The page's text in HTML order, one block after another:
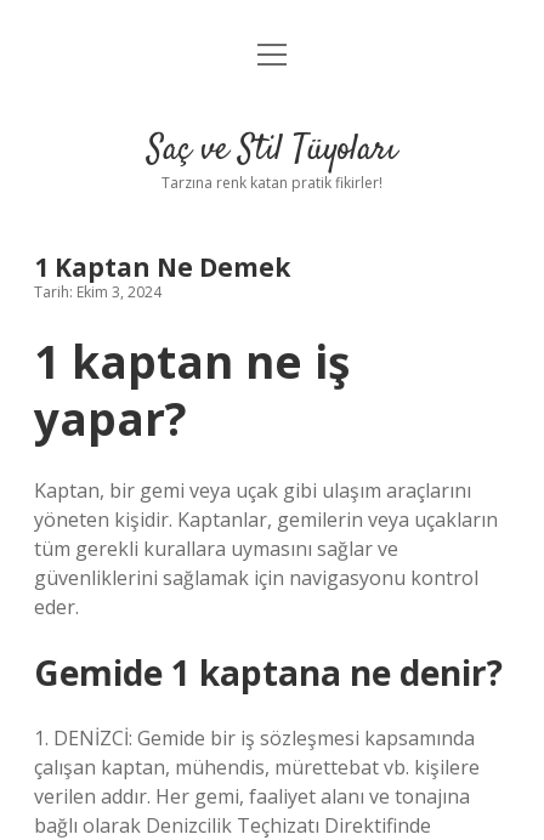
Anasayfa
Yasal Uyarı
menüyü
Saç ve Stil Tüyoları
Tarzına renk katan pratik fikirler!
1 Kaptan Ne Demek
Tarih: Ekim 3, 2024
1 kaptan ne iş
yapar?
Kaptan, bir gemi veya uçak gibi ulaşım araçlarını
yöneten kişidir. Kaptanlar, gemilerin veya uçakların
tüm gerekli kurallara uymasını sağlar ve
güvenliklerini sağlamak için navigasyonu kontrol
eder.
Gemide 1 kaptana ne denir?
1. DENİZCİ: Gemide bir iş sözleşmesi kapsamında
çalışan kaptan, mühendis, mürettebat vb. kişilere
verilen addır. Her gemi, faaliyet alanı ve tonajına
bağlı olarak Denizcilik Teçhizatı Direktifinde